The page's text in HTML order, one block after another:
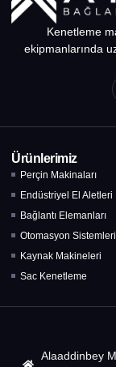
Kenetleme
ekipmanlarında
Ürünlerimiz
Perçin Makinaları
Endüstriyel El Aletleri
Bağlantı Elemanları
Otomasyon Sistemleri
Kaynak Makineleri
Sac Kenetleme
Alaaddinbey